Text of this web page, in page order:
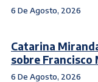
6 De Agosto, 2026
Catarina
sobre Francisco
6 De Agosto, 2026